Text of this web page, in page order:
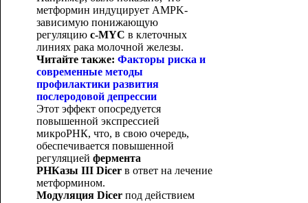
метформин индуцирует AMPK-
зависимую понижающую
регуляцию c-MYC в клеточных
линиях рака молочной железы.
Читайте также: Факторы риска и
современные методы
профилактики развития
послеродовой депрессии
Этот эффект опосредуется
повышенной экспрессией
микроРНК, что, в свою очередь,
обеспечивается повышенной
регуляцией фермента
РНКазы III Dicerв ответ на лечение
метформином.
Модуляция Dicerпод действием